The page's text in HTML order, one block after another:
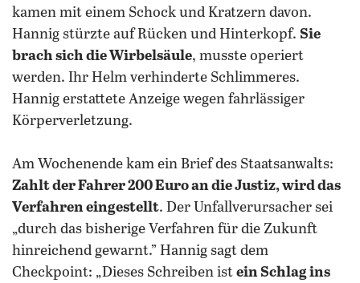
kamen mit einem Schock und Kratzern davon.
Hannig stürzte auf Rücken und Hinterkopf. Sie
brach sich die Wirbelsäule, musste operiert
werden. Ihr Helm verhinderte Schlimmeres.
Hannig erstattete Anzeige wegen fahrlässiger
Körperverletzung.
Am Wochenende kam ein Brief des Staatsanwalts:
Zahlt der Fahrer 200 Euro an die Justiz, wird das
Verfahren eingestellt. Der Unfallverursacher sei
„durch das bisherige Verfahren für die Zukunft
hinreichend gewarnt.” Hannig sagt dem
Checkpoint: „Dieses Schreiben ist ein Schlag ins